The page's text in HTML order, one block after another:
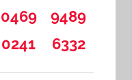
0469
9489
0241 6332